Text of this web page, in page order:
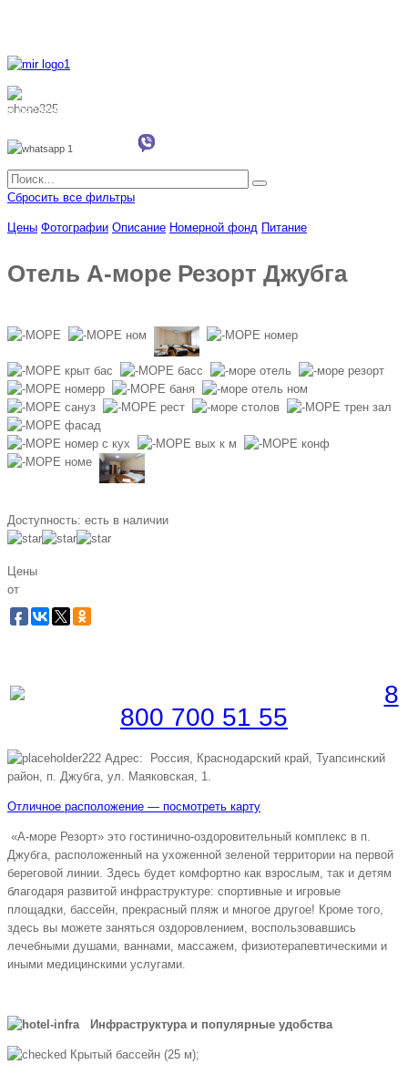
8 962 888 51 55
Сбросить все фильтры
Цены Фотографии Описание Номерной фонд Питание
Отель А-море Резорт Джубга
Доступность: есть в наличии
Цены
от
8
800 700 51 55
Адрес: Россия, Краснодарский край, Туапсинский
район, п. Джубга, ул. Маяковская, 1.
Отличное расположение — посмотреть карту
«А-море Резорт» это гостинично-оздоровительный комплекс в п.
Джубга, расположенный на ухоженной зеленой территории на первой
береговой линии. Здесь будет комфортно как взрослым, так и детям
благодаря развитой инфраструктуре: спортивные и игровые
площадки, бассейн, прекрасный пляж и многое другое! Кроме того,
здесь вы можете заняться оздоровлением, воспользовавшись
лечебными душами, ваннами, массажем, физиотерапевтическими и
иными медицинскими услугами.
Инфраструктура и популярные удобства
Крытый бассейн (25 м);